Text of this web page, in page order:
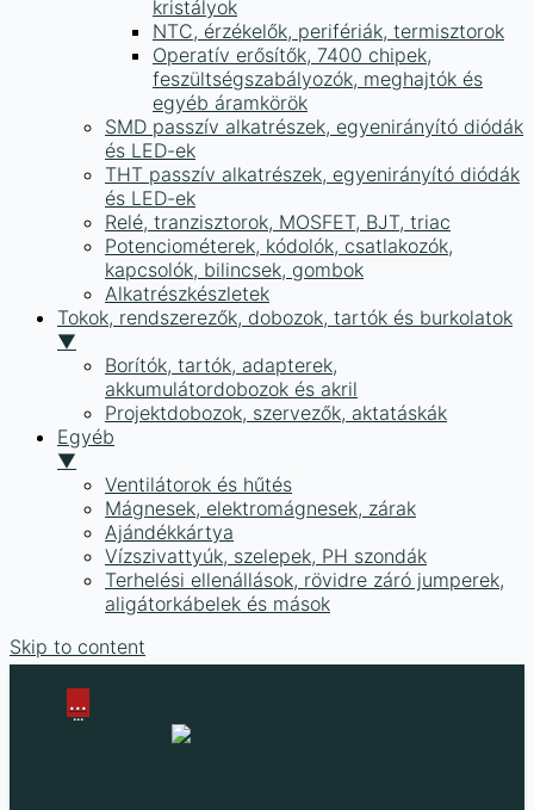
kristályok
NTC, érzékelők, perifériák, termisztorok
Operatív erősítők, 7400 chipek,
feszültségszabályozók, meghajtók és
egyéb áramkörök
SMD passzív alkatrészek, egyenirányító diódák
és LED-ek
THT passzív alkatrészek, egyenirányító diódák
és LED-ek
Relé, tranzisztorok, MOSFET, BJT, triac
Potenciométerek, kódolók, csatlakozók,
kapcsolók, bilincsek, gombok
Alkatrészkészletek
Tokok, rendszerezők, dobozok, tartók és burkolatok
▼
Borítók, tartók, adapterek,
akkumulátordobozok és akril
Projektdobozok, szervezők, aktatáskák
Egyéb
▼
Ventilátorok és hűtés
Mágnesek, elektromágnesek, zárak
Ajándékkártya
Vízszivattyúk, szelepek, PH szondák
Terhelési ellenállások, rövidre záró jumperek,
aligátorkábelek és mások
Skip to content
...
...